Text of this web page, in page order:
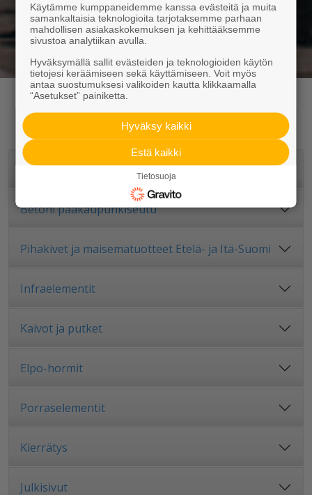
Yhteystiedot liiketoiminta-alueittain
Kiviaines pääkaupunkiseutu
Betoni pääkaupunkiseutu
Pihakivet ja maisematuotteet Etelä- ja Itä-Suomi
Infraelementit
Kaivot ja putket
Elpo-hormit
Porraselementit
Kierrätys
Julkisivut
Käytämme kumppaneidemme kanssa evästeitä ja muita
samankaltaisia teknologioita tarjotaksemme parhaan
mahdollisen asiakaskokemuksen ja kehittääksemme
sivustoa analytiikan avulla.
Hyväksymällä sallit evästeiden ja teknologioiden käytön
tietojesi keräämiseen sekä käyttämiseen. Voit myös
antaa suostumuksesi valikoiden kautta klikkaamalla
“Asetukset” painiketta.
Hyväksy kaikki
Estä kaikki
Tietosuoja